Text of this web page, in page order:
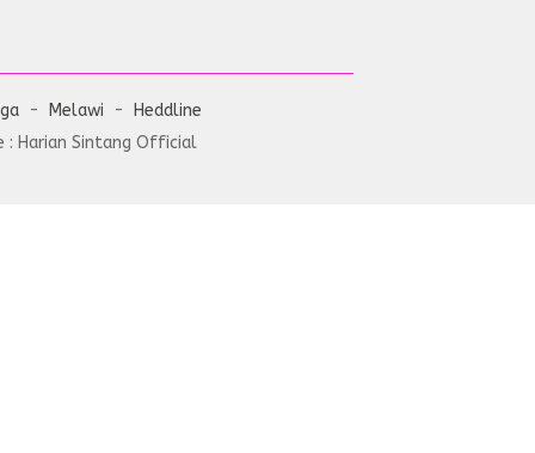
Melawi
Heddline
: Harian Sintang Official